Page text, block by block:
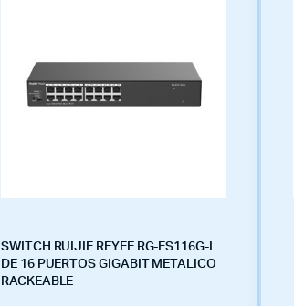
SWITCH RUIJIE REYEE RG-ES116G-L
DE 16 PUERTOS GIGABIT METALICO
RACKEABLE